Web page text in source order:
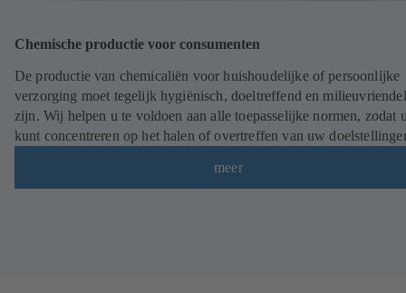
Chemische productie voor consumenten
De productie van chemicaliën voor huishoudelijke of persoonlijke
verzorging moet tegelijk hygiënisch, doeltreffend en
zijn. Wij helpen u te voldoen aan alle toepasselijke normen, zodat
kunt concentreren op het halen of overtreffen van uw
meer